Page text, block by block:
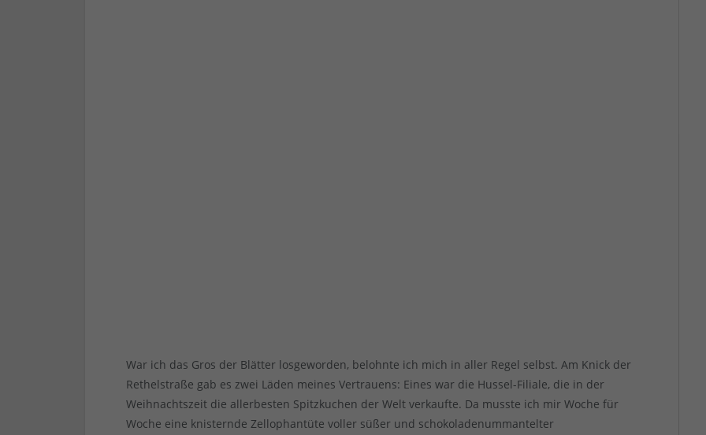
War ich das Gros der Blätter losgeworden, belohnte ich mich in aller Regel selbst. Am Knick der
Rethelstraße gab es zwei Läden meines Vertrauens: Eines war die Hussel-Filiale, die in der
Weihnachtszeit die allerbesten Spitzkuchen der Welt verkaufte. Da musste ich mir Woche für
Woche eine knisternde Zellophantüte voller süßer und schokoladenummantelter